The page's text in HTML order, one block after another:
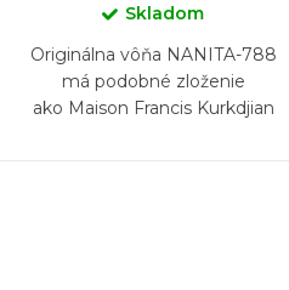
Skladom
Originálna vôňa NANITA-788
má podobné zloženie
ako Maison Francis Kurkdjian